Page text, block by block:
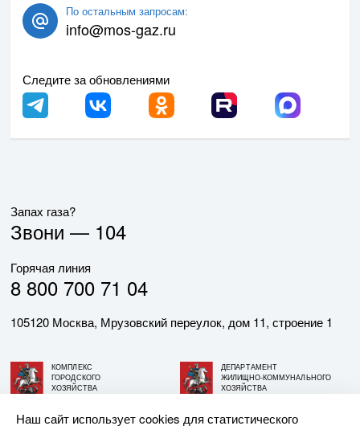
По остальным запросам:
info@mos-gaz.ru
Следите за обновлениями
Запах газа?
Звони — 104
Горячая линия
8 800 700 71 04
105120 Москва, Мрузовский переулок, дом 11, строение 1
КОМПЛЕКС
ГОРОДСКОГО
ХОЗЯЙСТВА
ДЕПАРТАМЕНТ
ЖИЛИЩНО-КОММУНАЛЬНОГО
ХОЗЯЙСТВА
Наш сайт использует cookies для статистического